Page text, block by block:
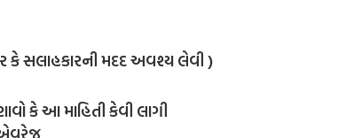
કે સલાહકારની મદદ અવશ્ય લેવી )
કે આ માહિતી કેવી લાગી